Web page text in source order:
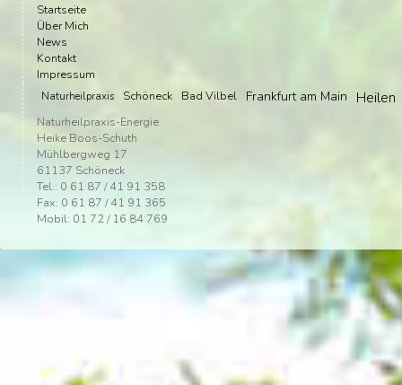
Startseite
Über Mich
News
Kontakt
Impressum
Naturheilpraxis Schöneck Bad Vilbel Frankfurt am Main Heilen
Naturheilpraxis-Energie
Heike Boos-Schuth
Mühlbergweg 17
61137 Schöneck
Tel.: 0 61 87 / 41 91 358
Fax: 0 61 87 / 41 91 365
Mobil: 01 72 / 16 84 769